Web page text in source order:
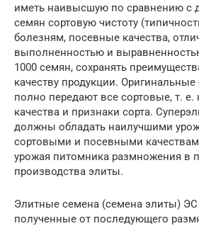
иметь наивысшую по сравнению с
семян сортовую чистоту
болезням, посевные качества,
выполненностью и
1000 семян, сохранять
качеству продукции.
полно передают все сортовые, т. е.
качества и признаки сорта.
должны обладать наилучшими
сортовыми и посевными
урожая питомника размножения в
производства элиты.
Элитные семена (семена элиты)
полученные от последующего